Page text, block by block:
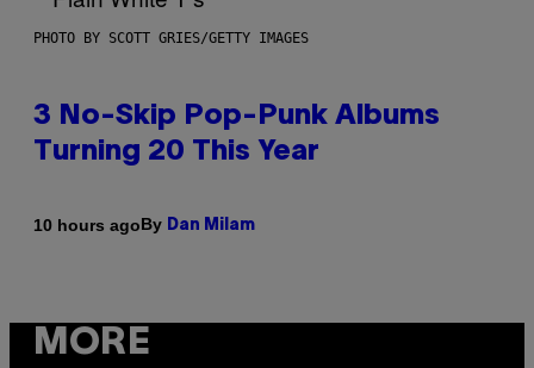
PHOTO BY SCOTT GRIES/GETTY IMAGES
3 No-Skip Pop-Punk Albums
Turning 20 This Year
10 hours agoBy Dan Milam
MORE